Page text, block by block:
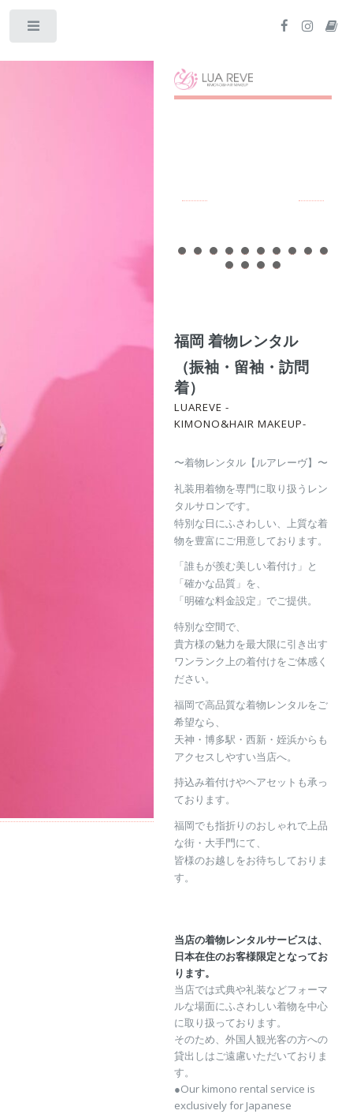
福岡 着物レンタル
（振袖・留袖・訪問
着）
LUAREVE -
KIMONO&HAIR MAKEUP-
〜着物レンタル【ルアレーヴ】〜
礼装用着物を専門に取り扱うレン
タルサロンです。
特別な日にふさわしい、上質な着
物を豊富にご用意しております。
「誰もが羨む美しい着付け」と
「確かな品質」を、
「明確な料金設定」でご提供。
特別な空間で、
貴方様の魅力を最大限に引き出す
ワンランク上の着付けをご体感く
ださい。
福岡で高品質な着物レンタルをご
希望なら、
天神・博多駅・西新・姪浜からも
アクセスしやすい当店へ。
持込み着付けやヘアセットも承っ
ております。
福岡でも指折りのおしゃれで上品
な街・大手門にて、
皆様のお越しをお待ちしておりま
す。
当店の着物レンタルサービスは、
日本在住のお客様限定となってお
ります。
当店では式典や礼装などフォーマ
ルな場面にふさわしい着物を中心
に取り扱っております。
そのため、外国人観光客の方への
貸出しはご遠慮いただいておりま
す。
●Our kimono rental service is
exclusively for Japanese